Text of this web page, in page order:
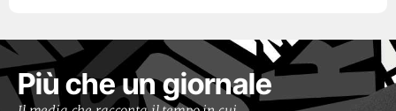
Più che un giornale